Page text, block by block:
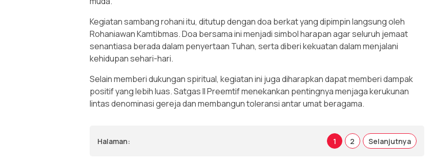
Kegiatan sambang rohani itu, ditutup dengan doa berkat yang dipimpin langsung oleh
Rohaniawan Kamtibmas. Doa bersama ini menjadi simbol harapan agar seluruh jemaat
senantiasa berada dalam penyertaan Tuhan, serta diberi kekuatan dalam menjalani
kehidupan sehari-hari.
Selain memberi dukungan spiritual, kegiatan ini juga diharapkan dapat memberi dampak
positif yang lebih luas. Satgas II Preemtif menekankan pentingnya menjaga kerukunan
lintas denominasi gereja dan membangun toleransi antar umat beragama.
Halaman: 1 2 Selanjutnya